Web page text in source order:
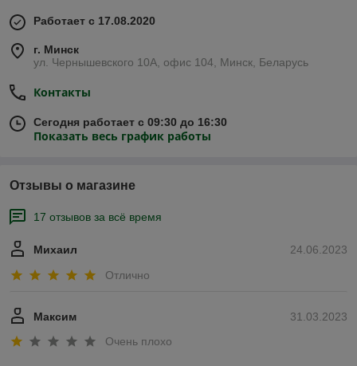
Работает с 17.08.2020
г. Минск
ул. Чернышевского 10А, офис 104, Минск, Беларусь
Контакты
Сегодня работает с 09:30 до 16:30
Показать весь график работы
Отзывы о магазине
17 отзывов за всё время
24.06.2023
Михаил
Отлично
31.03.2023
Максим
Очень плохо